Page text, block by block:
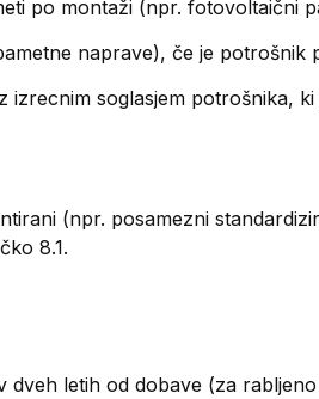
po montaži (npr. fotovoltaični
naprave), če je potrošnik
soglasjem potrošnika,
(npr. posamezni
8.1.
letih od dobave (za